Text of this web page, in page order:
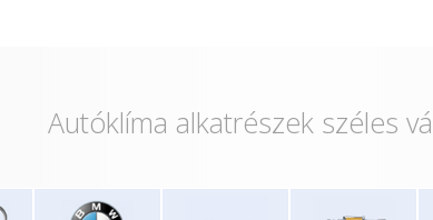
Autóklíma alkatrészek széles